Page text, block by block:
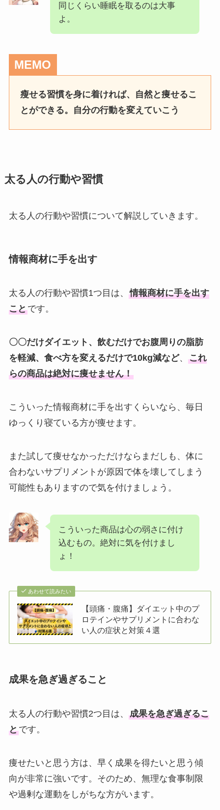
同じくらい睡眠を取るのは大事
よ。
MEMO
瘦せる習慣を身に着ければ、自然と痩せるこ
とができる。自分の行動を変えていこう
太る人の行動や習慣
太る人の行動や習慣について解説していきます。
情報商材に手を出す
太る人の行動や習慣1つ目は、 情報商材に手を出す
ことです。
〇〇だけダイエット、飲むだけでお腹周りの脂肪
を軽減、食べ方を変えるだけで10kg減など、 これ
らの商品は絶対に痩せません！
こういった情報商材に手を出すくらいなら、毎日
ゆっくり寝ている方が痩せます。
また試して痩せなかっただけならまだしも、体に
合わないサプリメントが原因で体を壊してしまう
可能性もありますので気を付けましょう。
こういった商品は心の弱さに付け
込むもの。絶対に気を付けまし
ょ！
あわせて読みたい
【頭痛・腹痛】ダイエット中のプ
ロテインやサプリメントに合わな
い人の症状と対策４選
成果を急ぎ過ぎること
太る人の行動や習慣2つ目は、 成果を急ぎ過ぎるこ
とです。
痩せたいと思う方は、早く成果を得たいと思う傾
向が非常に強いです。そのため、無理な食事制限
や過剰な運動をしがちな方がいます。